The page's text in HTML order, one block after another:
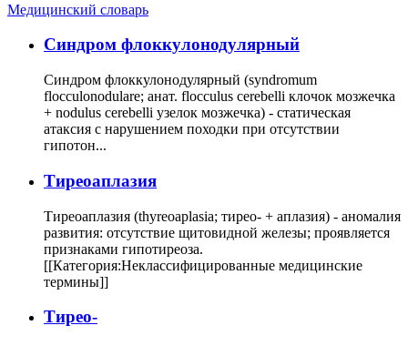
Медицинский словарь
Cиндром флоккулонодулярный
Синдром флоккулонодулярный (syndromum
flocculonodulare; анат. flocculus cerebelli клочок мозжечка
+ nodulus cerebelli узелок мозжечка) - статическая
атаксия с нарушением походки при отсутствии
гипотон...
Тиреоаплазия
Тиреоаплазия (thyreoaplasia; тирео- + аплазия) - аномалия
развития: отсутствие щитовидной железы; проявляется
признаками гипотиреоза.
[[Категория:Неклассифицированные медицинские
термины]]
Тирео-